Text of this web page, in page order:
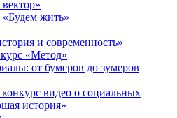
жить»
и современность»
«Метод»
от бумеров до зумеров
видео о социальных
история»